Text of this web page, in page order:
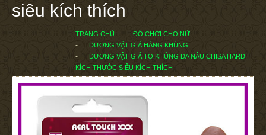
siêu kích thích
TRANG CHỦ
ĐỒ CHƠI CHO NỮ
DƯƠNG VẬT GIẢ HÀNG KHỦNG
DƯƠNG VẬT GIẢ TO KHỦNG DA NÂU CHISA HARD
KÍCH THƯỚC SIÊU KÍCH THÍCH